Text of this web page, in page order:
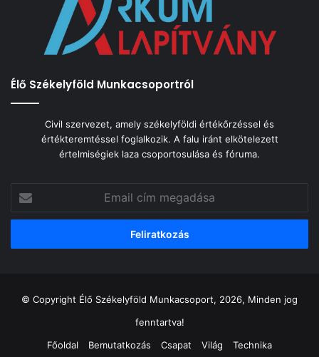
Élő Székelyföld Munkacsoportról
Civil szervezet, amely székelyföldi értékőrzéssel és
értékteremtéssel foglalkozik. A falu iránt elkötelezett
értelmiségiek laza csoportosulása és fóruma.
cím
megadása
© Copyright Élő Székelyföld Munkacsoport, 2026, Minden jog
fenntartva!
Főoldal
Bemutatkozás Csapat Világ Technika